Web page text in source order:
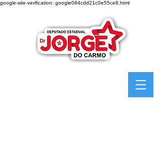
google-site-verification: google084cdd21c0e55ce8.html